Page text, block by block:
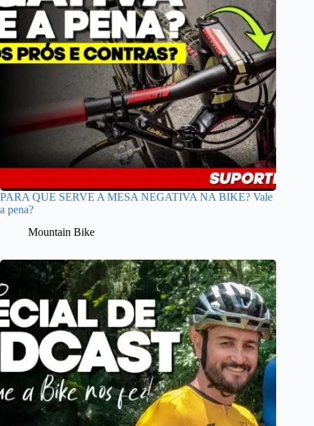
PARA QUE SERVE A MESA NEGATIVA NA BIKE? Vale
a pena?
Mountain Bike